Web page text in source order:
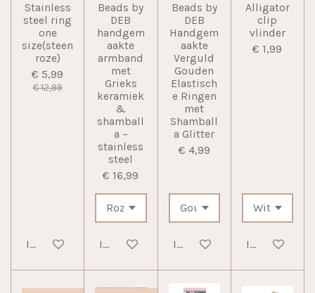
Stainless
steel ring
one
size(steen
roze)
€ 5,99
€ 12,99
In winkelwagen
Beads by
DEB
handgem
aakte
armband
met
Grieks
keramiek
&
shamball
a –
stainless
steel
€ 16,99
In winkelwagen
Beads by
DEB
Handgem
aakte
Verguld
Gouden
Elastisch
e Ringen
met
Shamball
a Glitter
€ 4,99
In winkelwagen
Alligator
clip
vlinder
€ 1,99
In